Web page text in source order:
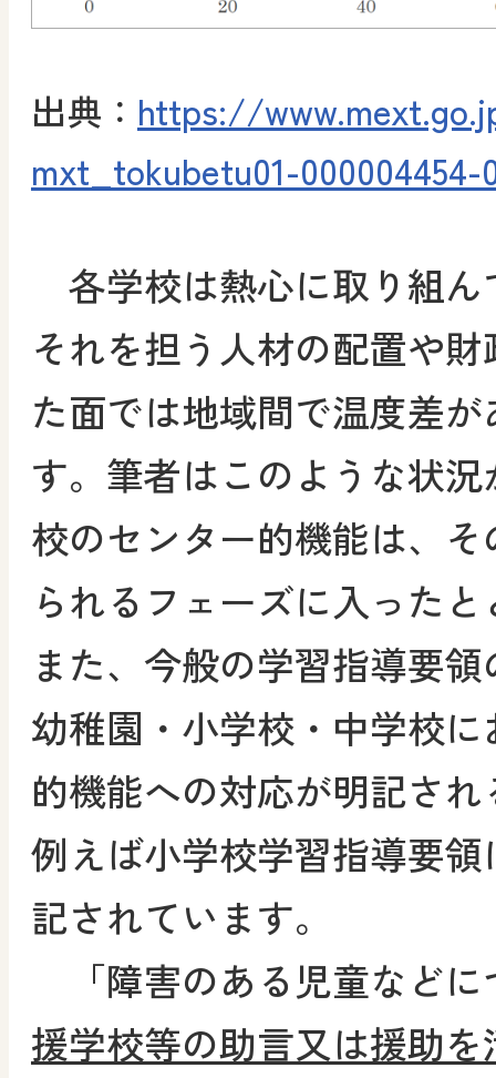
出典： https://
mxt_tokubetu01-000004454-
各学校は熱心に取り組ん
それを担う人材の配置や
た面では地域間で温度差
す。筆者はこのような状
校のセンター的機能は、
られるフェーズに入った
また、今般の学習指導要
幼稚園・小学校・中学校
的機能への対応が明記さ
例えば小学校学習指導要
記されています。
「障害のある児童などに
援学校等の助言又は援助